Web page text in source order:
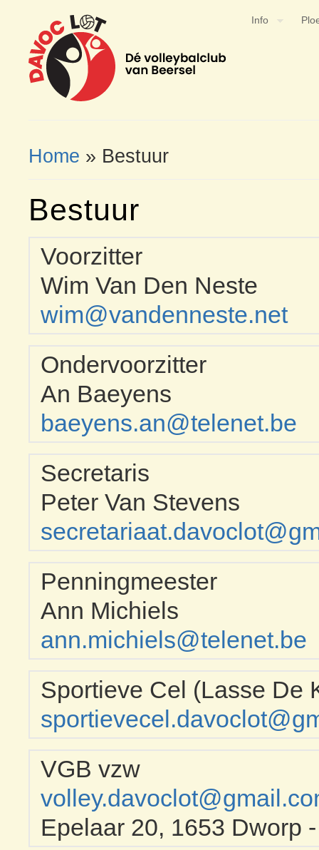
Info
You Are Here
Home » Bestuur
Bestuur
Voorzitter
Wim Van Den Neste
wim@vandenneste.net
Ondervoorzitter
An Baeyens
baeyens.an@telenet.be
Secretaris
Peter Van Stevens
Penningmeester
Ann Michiels
ann.michiels@telenet.be
Sportieve Cel (Lasse De
VGB vzw
Epelaar 20, 1653 Dworp